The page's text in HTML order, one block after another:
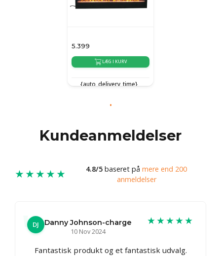
5.399
LÆG I KURV
{auto_delivery_time}
Kundeanmeldelser
★★★★★ 4.8/5 baseret på mere end 200
anmeldelser
DJ
Danny Johnson-charge
10 Nov 2024
★★★★★
Fantastisk produkt og et fantastisk udvalg.